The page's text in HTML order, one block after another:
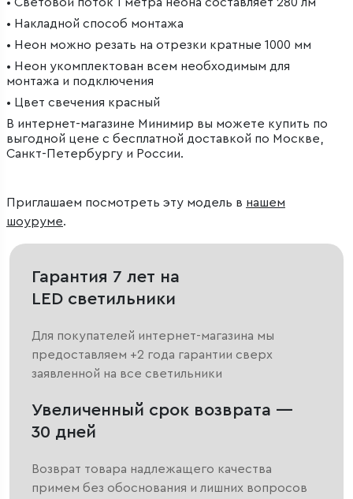
• Световой поток 1 метра неона составляет 280 лм
• Накладной способ монтажа
• Неон можно резать на отрезки кратные 1000 мм
• Неон укомплектован всем необходимым для
монтажа и подключения
• Цвет свечения красный
В интернет-магазине Минимир вы можете купить по
выгодной цене с бесплатной доставкой по Москве,
Санкт-Петербургу и России.
Приглашаем посмотреть эту модель в нашем
шоуруме.
Гарантия 7 лет на
LED светильники
Для покупателей интернет-магазина мы
предоставляем +2 года гарантии сверх
заявленной на все светильники
Увеличенный срок возврата —
30 дней
Возврат товара надлежащего качества
примем без обоснования и лишних вопросов